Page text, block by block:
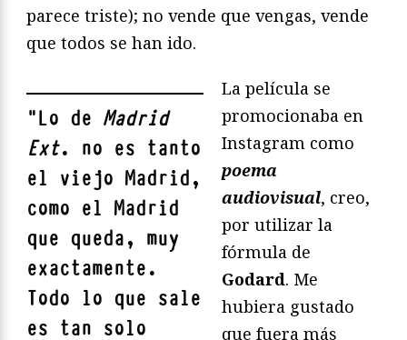
parece triste); no vende que vengas, vende
que todos se han ido.
"Lo de Madrid
Ext. no es tanto
el viejo Madrid,
como el Madrid
que queda, muy
exactamente.
Todo lo que sale
es tan solo
La película se
promocionaba en
Instagram como
poema
audiovisual, creo,
por utilizar la
fórmula de
Godard. Me
hubiera gustado
que fuera más